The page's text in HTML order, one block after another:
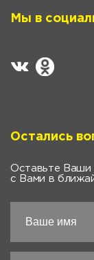
Мы в
Остались
Оставьте Ваши
с Вами в